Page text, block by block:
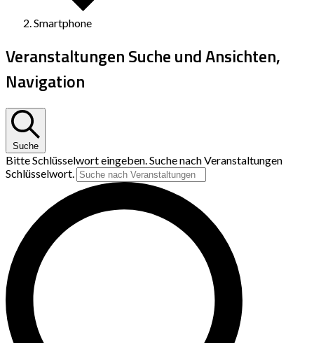
Smartphone
Veranstaltungen Suche und Ansichten,
Navigation
Suche
Bitte Schlüsselwort eingeben. Suche nach Veranstaltungen
Schlüsselwort.